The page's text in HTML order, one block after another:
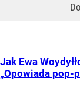
Jak Ewa
„Opowiada pop-